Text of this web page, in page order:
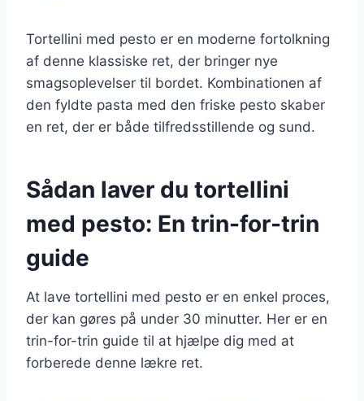
Tortellini med pesto er en moderne fortolkning
af denne klassiske ret, der bringer nye
smagsoplevelser til bordet. Kombinationen af
den fyldte pasta med den friske pesto skaber
en ret, der er både tilfredsstillende og sund.
Sådan laver du tortellini
med pesto: En trin-for-trin
guide
At lave tortellini med pesto er en enkel proces,
der kan gøres på under 30 minutter. Her er en
trin-for-trin guide til at hjælpe dig med at
forberede denne lækre ret.